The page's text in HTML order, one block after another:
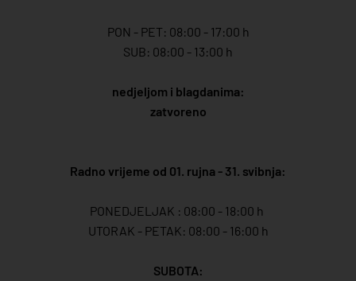
PON - PET: 08:00 - 17:00 h
SUB: 08:00 - 13:00 h
nedjeljom i blagdanima:
zatvoreno
Radno vrijeme od 01. rujna - 31. svibnja:
PONEDJELJAK : 08:00 - 18:00 h
UTORAK - PETAK: 08:00 - 16:00 h
SUBOTA: